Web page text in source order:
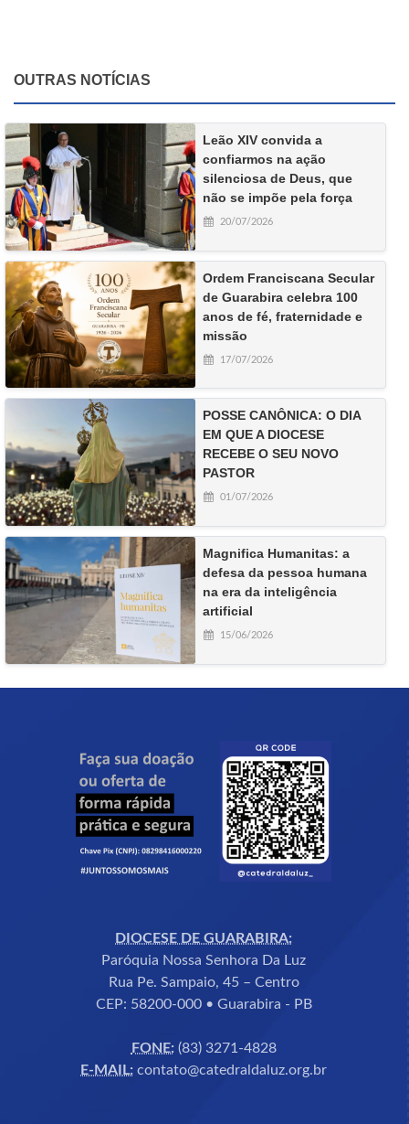
OUTRAS NOTÍCIAS
Leão XIV convida a
confiarmos na ação
silenciosa de Deus, que
não se impõe pela força
20/07/2026
Ordem Franciscana Secular
de Guarabira celebra 100
anos de fé, fraternidade e
missão
17/07/2026
POSSE CANÔNICA: O DIA
EM QUE A DIOCESE
RECEBE O SEU NOVO
PASTOR
01/07/2026
Magnifica Humanitas: a
defesa da pessoa humana
na era da inteligência
artificial
15/06/2026
DIOCESE DE GUARABIRA:
Paróquia Nossa Senhora Da Luz
Rua Pe. Sampaio, 45 – Centro
CEP: 58200-000 • Guarabira - PB
FONE:(83) 3271-4828
E-MAIL: contato@catedraldaluz.org.br